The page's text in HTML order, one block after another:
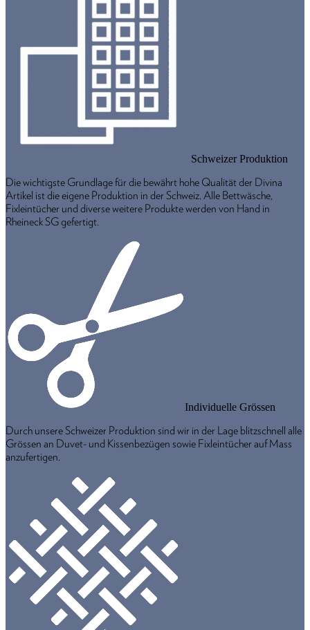
Schweizer Produktion
Die wichtigste Grundlage für die bewährt hohe Qualität der Divina
Artikel ist die eigene Produktion in der Schweiz. Alle Bettwäsche,
Fixleintücher und diverse weitere Produkte werden von Hand in
Rheineck SG gefertigt.
Individuelle Grössen
Durch unsere Schweizer Produktion sind wir in der Lage blitzschnell alle
Grössen an Duvet- und Kissenbezügen sowie Fixleintücher auf Mass
anzufertigen.